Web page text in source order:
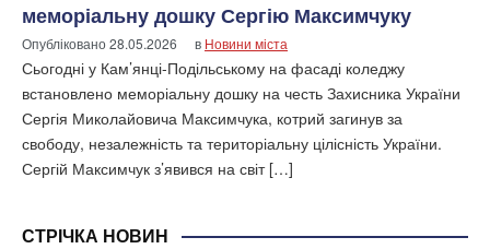
меморіальну дошку Сергію Максимчуку
Опубліковано28.05.2026 в Новини міста
Сьогодні у Кам’янці-Подільському на фасаді коледжу
встановлено меморіальну дошку на честь Захисника України
Сергія Миколайовича Максимчука, котрий загинув за
свободу, незалежність та територіальну цілісність України.
Сергій Максимчук з’явився на світ […]
СТРІЧКА НОВИН